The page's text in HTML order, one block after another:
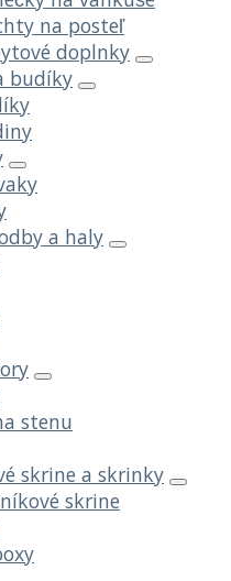
na posteľ
doplnky
budíky
a haly
stenu
skrine a skrinky
skrine